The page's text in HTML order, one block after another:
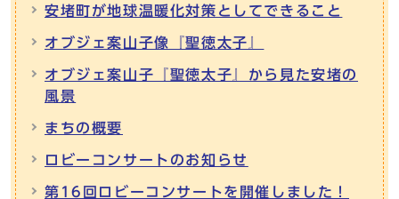
安堵町が地球温暖化対策としてできること
オブジェ案山子像『聖徳太子』
オブジェ案山子『聖徳太子』から見た安堵の
風景
まちの概要
ロビーコンサートのお知らせ
第16回ロビーコンサートを開催しました！